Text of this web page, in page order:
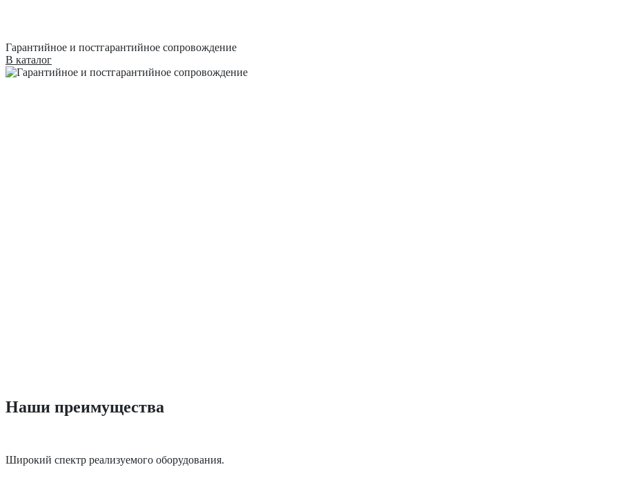
Гарантийное и постгарантийное сопровождение
В каталог
Наши преимущества
Широкий спектр реализуемого оборудования.